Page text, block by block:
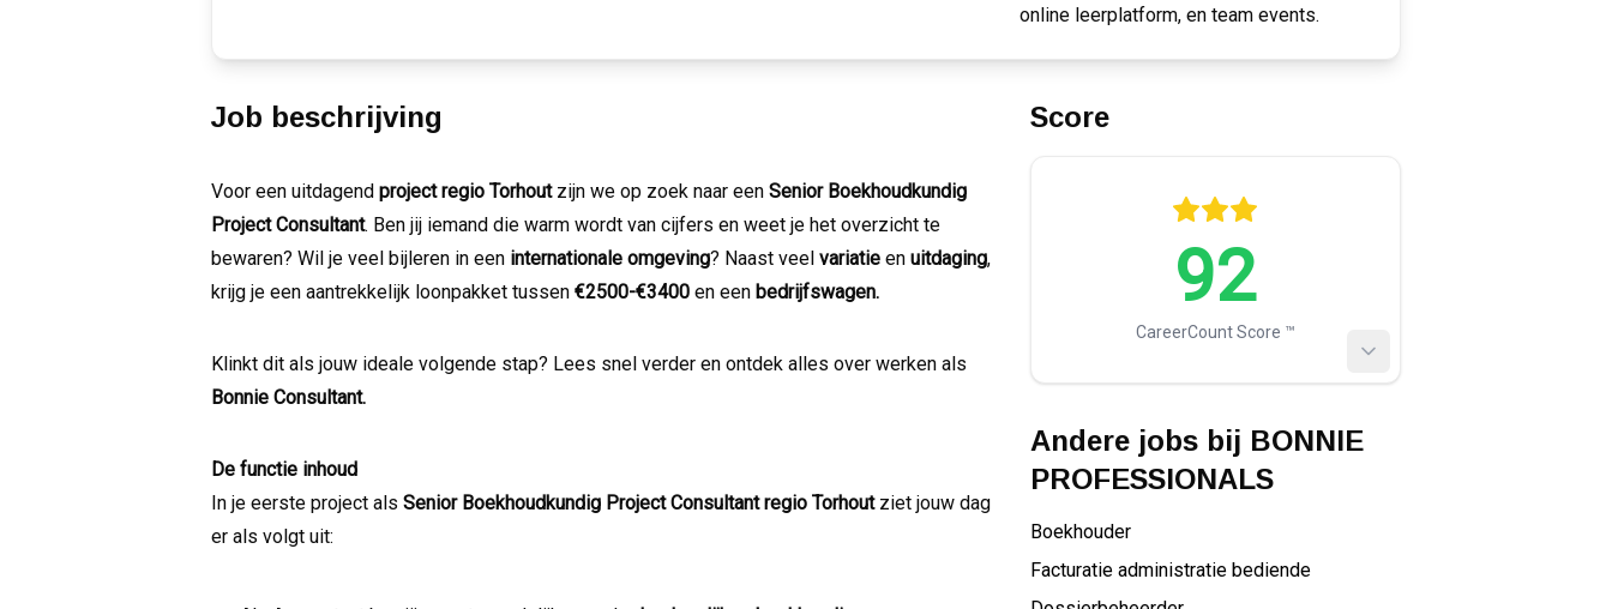
online leerplatform, en team events.
Job beschrijving
Voor een uitdagend project regio Torhoutzijn we op zoek naar een Senior Boekhoudkundig
Project Consultant. Ben jij iemand die warm wordt van cijfers en weet je het overzicht te
bewaren? Wil je veel bijleren in een internationale omgeving? Naast veel variatie en uitdaging,
krijg je een aantrekkelijk loonpakket tussen €2500-€3400 en een bedrijfswagen.
Klinkt dit als jouw ideale volgende stap? Lees snel verder en ontdek alles over werken als
Bonnie Consultant.
De functie inhoud
In je eerste project als Senior Boekhoudkundig Project Consultant regio Torhoutziet jouw dag
er als volgt uit:
Score
92
CareerCount Score ™️
Andere jobs bij BONNIE
PROFESSIONALS
Boekhouder
Facturatie administratie bediende